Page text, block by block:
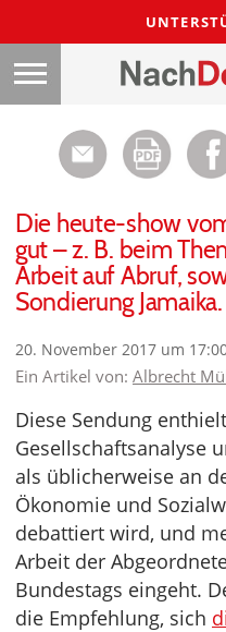
Die heute-show
gut – z. B. beim
Arbeit auf Abruf,
Sondierung Jamaika.
20. November 2017 um
Ein Artikel von: Albrecht
Diese Sendung
Gesellschaftsanalyse
als üblicherweise an
Ökonomie und
debattiert wird, und
Arbeit der
Bundestags eingeht.
die Empfehlung, sich